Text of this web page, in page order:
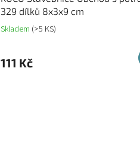
329 dílků 8x3x9 cm
Skladem (>5 KS)
111 Kč